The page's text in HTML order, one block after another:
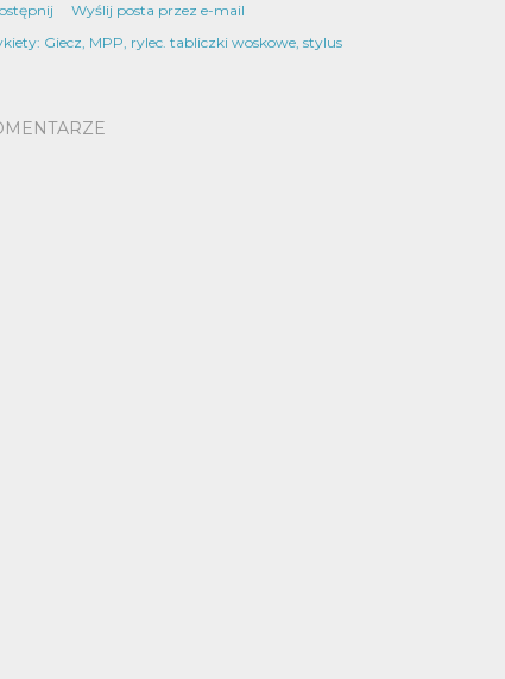
Wyślij posta przez e-mail
Giecz MPP rylec. tabliczki woskowe stylus